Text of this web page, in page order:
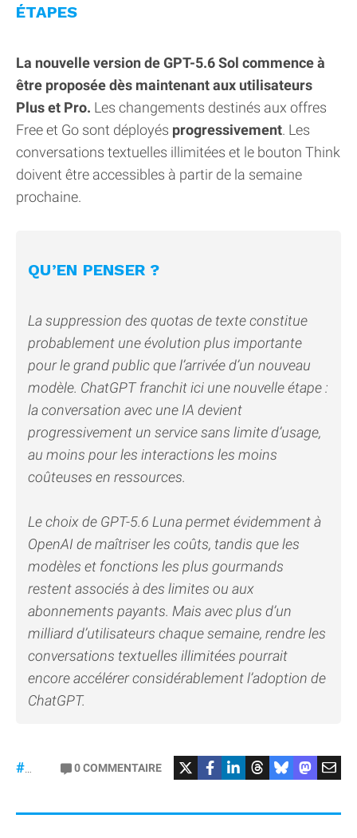
ÉTAPES
La nouvelle version de GPT-5.6 Sol commence à
être proposée dès maintenant aux utilisateurs
Plus et Pro. Les changements destinés aux offres
Free et Go sont déployés progressivement. Les
conversations textuelles illimitées et le bouton Think
doivent être accessibles à partir de la semaine
prochaine.
QU’EN PENSER ?
La suppression des quotas de texte constitue
probablement une évolution plus importante
pour le grand public que l’arrivée d’un nouveau
modèle. ChatGPT franchit ici une nouvelle étape :
la conversation avec une IA devient
progressivement un service sans limite d’usage,
au moins pour les interactions les moins
coûteuses en ressources.
Le choix de GPT-5.6 Luna permet évidemment à
OpenAI de maîtriser les coûts, tandis que les
modèles et fonctions les plus gourmands
restent associés à des limites ou aux
abonnements payants. Mais avec plus d’un
milliard d’utilisateurs chaque semaine, rendre les
conversations textuelles illimitées pourrait
encore accélérer considérablement l’adoption de
ChatGPT.
#ChatGPT 0COMMENTAIRE